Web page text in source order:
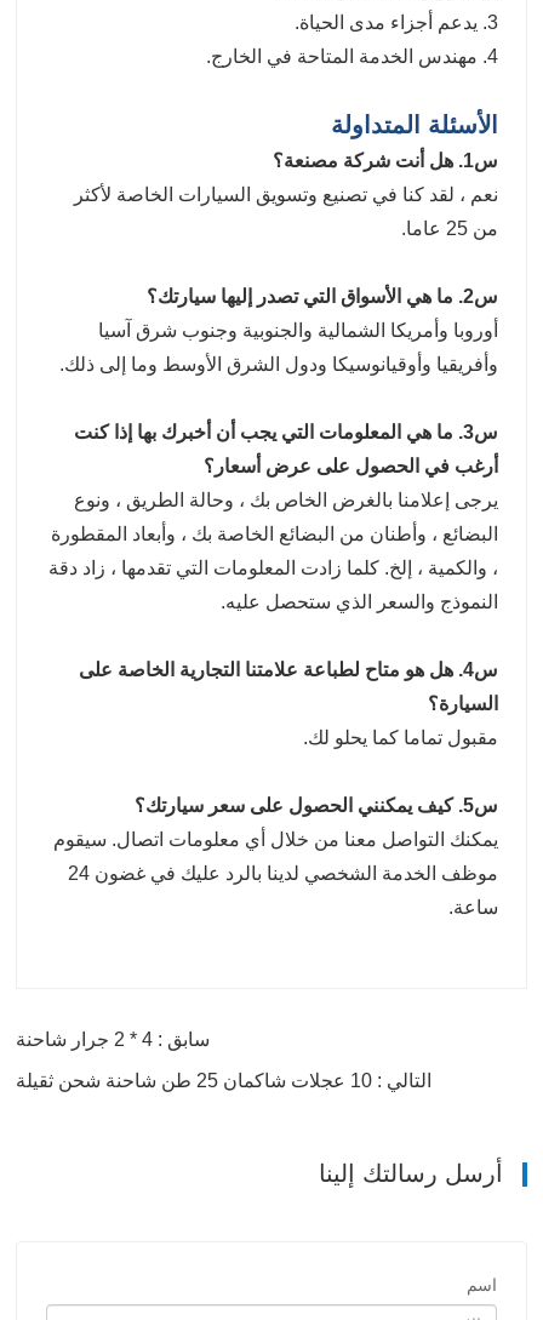
3. يدعم أجزاء مدى الحياة.
4. مهندس الخدمة المتاحة في الخارج.
الأسئلة المتداولة
س1. هل أنت شركة مصنعة؟
نعم ، لقد كنا في تصنيع وتسويق السيارات الخاصة لأكثر
من 25 عاما.
س2. ما هي الأسواق التي تصدر إليها سيارتك؟
أوروبا وأمريكا الشمالية والجنوبية وجنوب شرق آسيا
وأفريقيا وأوقيانوسيكا ودول الشرق الأوسط وما إلى ذلك.
س3. ما هي المعلومات التي يجب أن أخبرك بها إذا كنت
أرغب في الحصول على عرض أسعار؟
يرجى إعلامنا بالغرض الخاص بك ، وحالة الطريق ، ونوع
البضائع ، وأطنان من البضائع الخاصة بك ، وأبعاد المقطورة
، والكمية ، إلخ. كلما زادت المعلومات التي تقدمها ، زاد دقة
النموذج والسعر الذي ستحصل عليه.
س4. هل هو متاح لطباعة علامتنا التجارية الخاصة على
السيارة؟
مقبول تماما كما يحلو لك.
س5. كيف يمكنني الحصول على سعر سيارتك؟
يمكنك التواصل معنا من خلال أي معلومات اتصال. سيقوم
موظف الخدمة الشخصي لدينا بالرد عليك في غضون 24
ساعة.
سابق : 4 * 2 جرار شاحنة
التالي : 10 عجلات شاكمان 25 طن شاحنة شحن ثقيلة
أرسل رسالتك إلينا
اسم